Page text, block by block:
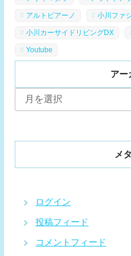
アルトピアーノ 小川ファ
小川カーサイドリビングDX
Youtube
アー
ー
メ
ログイン
投稿フィード
コメントフィード